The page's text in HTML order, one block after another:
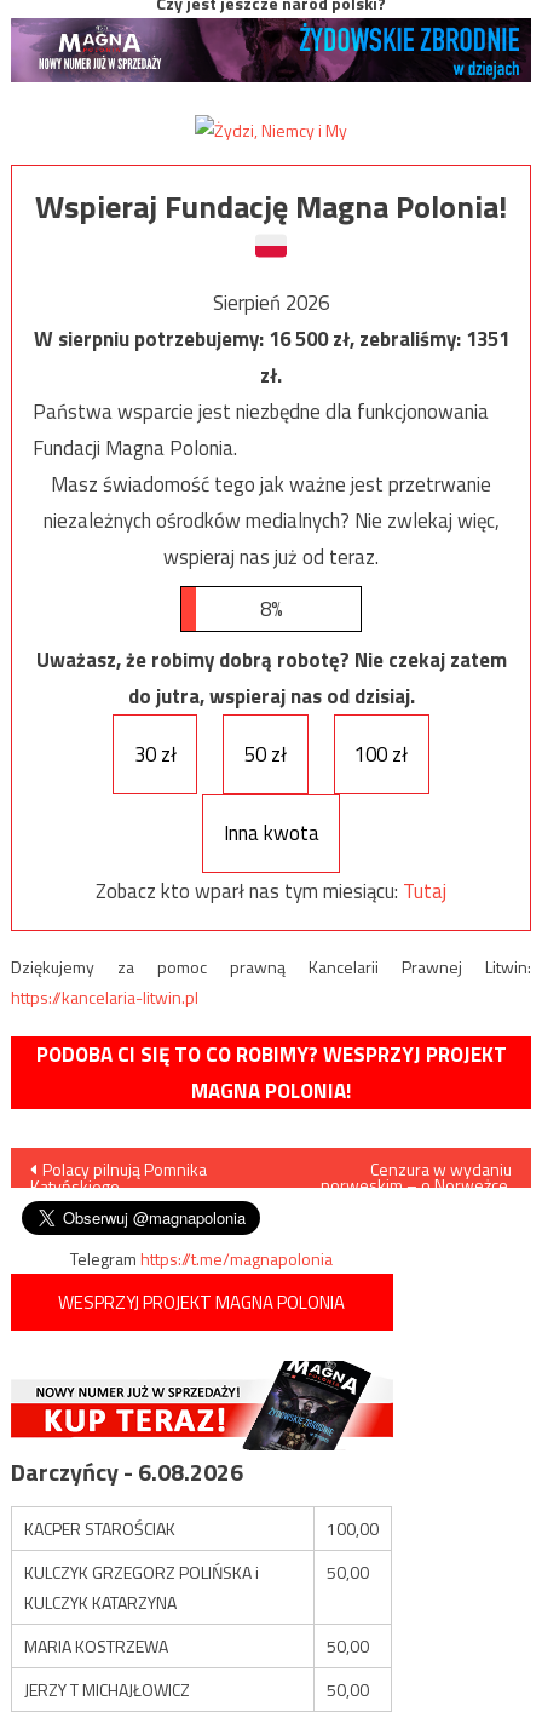
Wspieraj Fundację Magna Polonia!
Sierpień 2026
W sierpniu potrzebujemy:16 500zł, zebraliśmy:1351
zł.
Państwa wsparcie jest niezbędne dla funkcjonowania
Fundacji Magna Polonia.
Masz świadomość tego jak ważne jest przetrwanie
niezależnych ośrodków medialnych? Nie zwlekaj więc,
wspieraj nas już od teraz.
8%
Uważasz, że robimy dobrą robotę? Nie czekaj zatem
do jutra, wspieraj nas od dzisiaj.
30 zł
50 zł 100 zł
Inna kwota
Zobacz kto wparł nas tym miesiącu: Tutaj
Dziękujemy za pomoc prawną Kancelarii Prawnej Litwin:
https://kancelaria-litwin.pl
PODOBA CI SIĘ TO CO ROBIMY? WESPRZYJ PROJEKT
MAGNA POLONIA!
Nawigacja
wpisu
Polacy pilnują Pomnika
Katyńskiego
Cenzura w wydaniu
norweskim – o Norweżce,
Telegramhttps://t.me/magnapolonia
WESPRZYJ PROJEKT MAGNA POLONIA
Darczyńcy - 6.08.2026
KACPER STAROŚCIAK
100,00
KULCZYK GRZEGORZ POLIŃSKA i
KULCZYK KATARZYNA
50,00
MARIA KOSTRZEWA
50,00
JERZY T MICHAJŁOWICZ
50,00